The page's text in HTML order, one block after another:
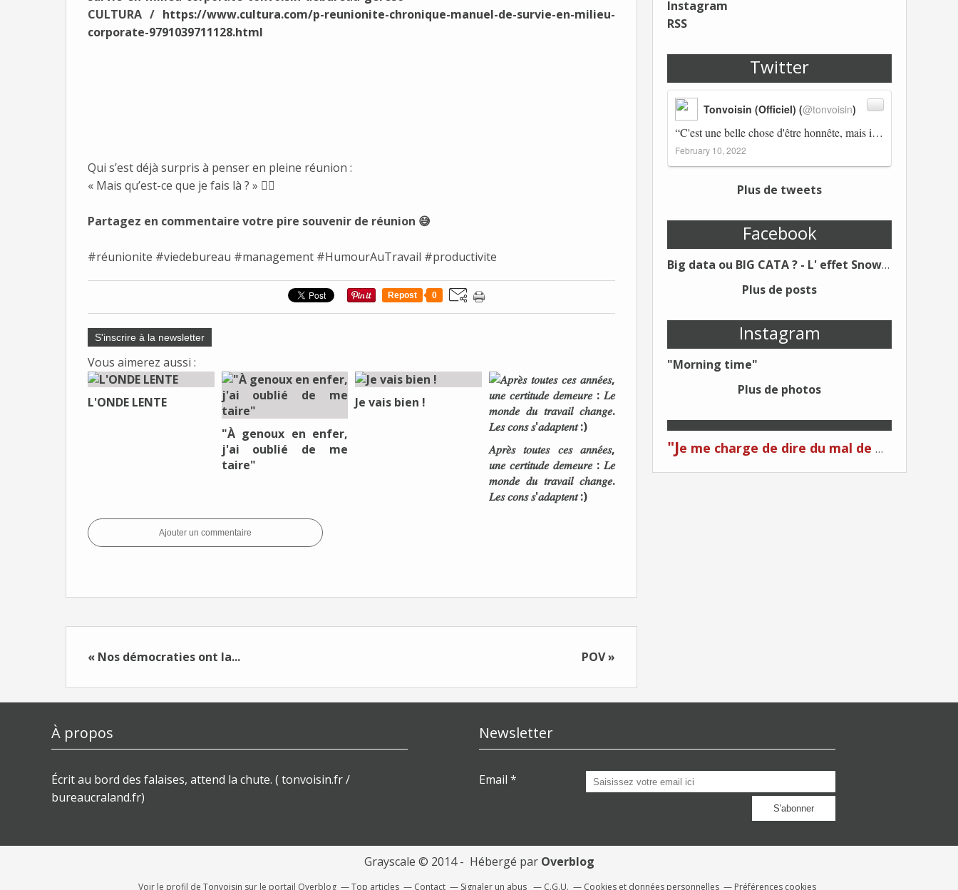
Instagram
RSS
Twitter
“C'est une belle chose d'être honnête, mais il est également important d'avoir raison.” Winston Churchill Réplico…
Tonvoisin (Officiel) (@tonvoisin)
February 10, 2022
Plus de tweets
Facebook
Big data ou BIG CATA ? - L' effet Snowden - Editions Kawa - Un Éditeur différent !
Plus de posts
Instagram
"Morning time"
Plus de photos
"Je me charge de dire du mal de moi... Quand on me critique... C'est du plagiat ! "
CULTURA / https://www.cultura.com/p-reunionite-chronique-manuel-de-survie-en-milieu-
corporate-9791039711128.html
Qui s’est déjà surpris à penser en pleine réunion :
« Mais qu’est-ce que je fais là ? » 🙋‍♂️
Partagez en commentaire votre pire souvenir de réunion 😅
#réunionite #viedebureau #management #HumourAuTravail #productivite
Repost 0
S'inscrire à la newsletter
Vous aimerez aussi :
L'ONDE LENTE
"À genoux en enfer,
j'ai oublié de me
taire"
Je vais bien !
𝐴𝑝𝑟𝑒̀𝑠 𝑡𝑜𝑢𝑡𝑒𝑠 𝑐𝑒𝑠 𝑎𝑛𝑛𝑒́𝑒𝑠,
𝑢𝑛𝑒 𝑐𝑒𝑟𝑡𝑖𝑡𝑢𝑑𝑒 𝑑𝑒𝑚𝑒𝑢𝑟𝑒 : 𝐿𝑒
𝑚𝑜𝑛𝑑𝑒 𝑑𝑢 𝑡𝑟𝑎𝑣𝑎𝑖𝑙 𝑐ℎ𝑎𝑛𝑔𝑒.
𝐿𝑒𝑠 𝑐𝑜𝑛𝑠 𝑠'𝑎𝑑𝑎𝑝𝑡𝑒𝑛𝑡 :)
Ajouter un commentaire
« Nos démocraties ont la... POV »
À propos
Écrit au bord des falaises, attend la chute. ( tonvoisin.fr /
bureaucraland.fr)
Newsletter
Email
Grayscale © 2014 - Hébergé par Overblog
Voir le profil de Tonvoisin sur le portail Overblog Top articles Contact Signaler un abus C.G.U. Cookies et données personnelles Préférences cookies